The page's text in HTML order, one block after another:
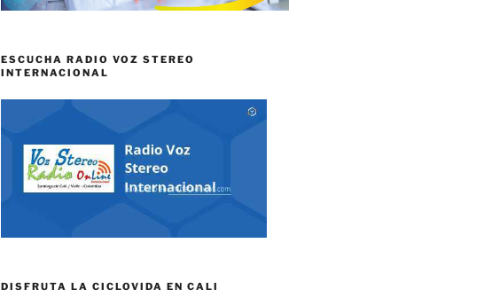
ESCUCHA RADIO VOZ STEREO
INTERNACIONAL
DISFRUTA LA CICLOVIDA EN CALI